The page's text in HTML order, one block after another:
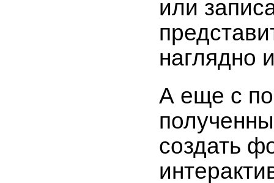
или
наглядно
А еще с
создать